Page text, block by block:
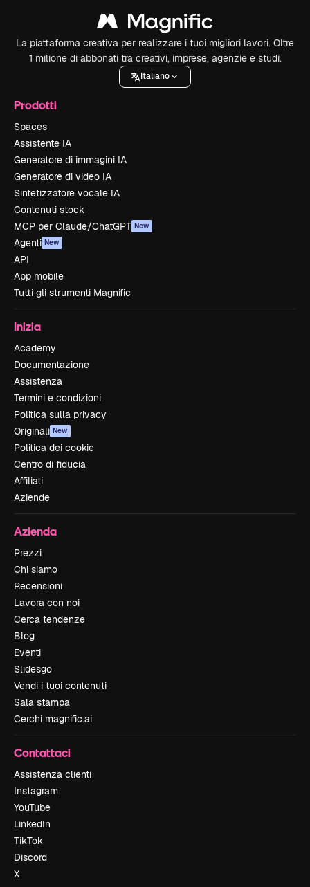
La piattaforma creativa per realizzare i tuoi migliori lavori. Oltre
1 milione di abbonati tra creativi, imprese, agenzie e studi.
Italiano
Prodotti
Spaces
Assistente IA
Generatore di immagini IA
Generatore di video IA
Sintetizzatore vocale IA
Contenuti stock
MCP per Claude/ChatGPT New
Agenti New
API
App mobile
Tutti gli strumenti Magnific
Inizia
Academy
Documentazione
Assistenza
Termini e condizioni
Politica sulla privacy
Originali New
Politica dei cookie
Centro di fiducia
Affiliati
Aziende
Azienda
Prezzi
Chi siamo
Recensioni
Lavora con noi
Cerca tendenze
Blog
Eventi
Slidesgo
Vendi i tuoi contenuti
Sala stampa
Cerchi magnific.ai
Contattaci
Assistenza clienti
Instagram
YouTube
LinkedIn
TikTok
Discord
X